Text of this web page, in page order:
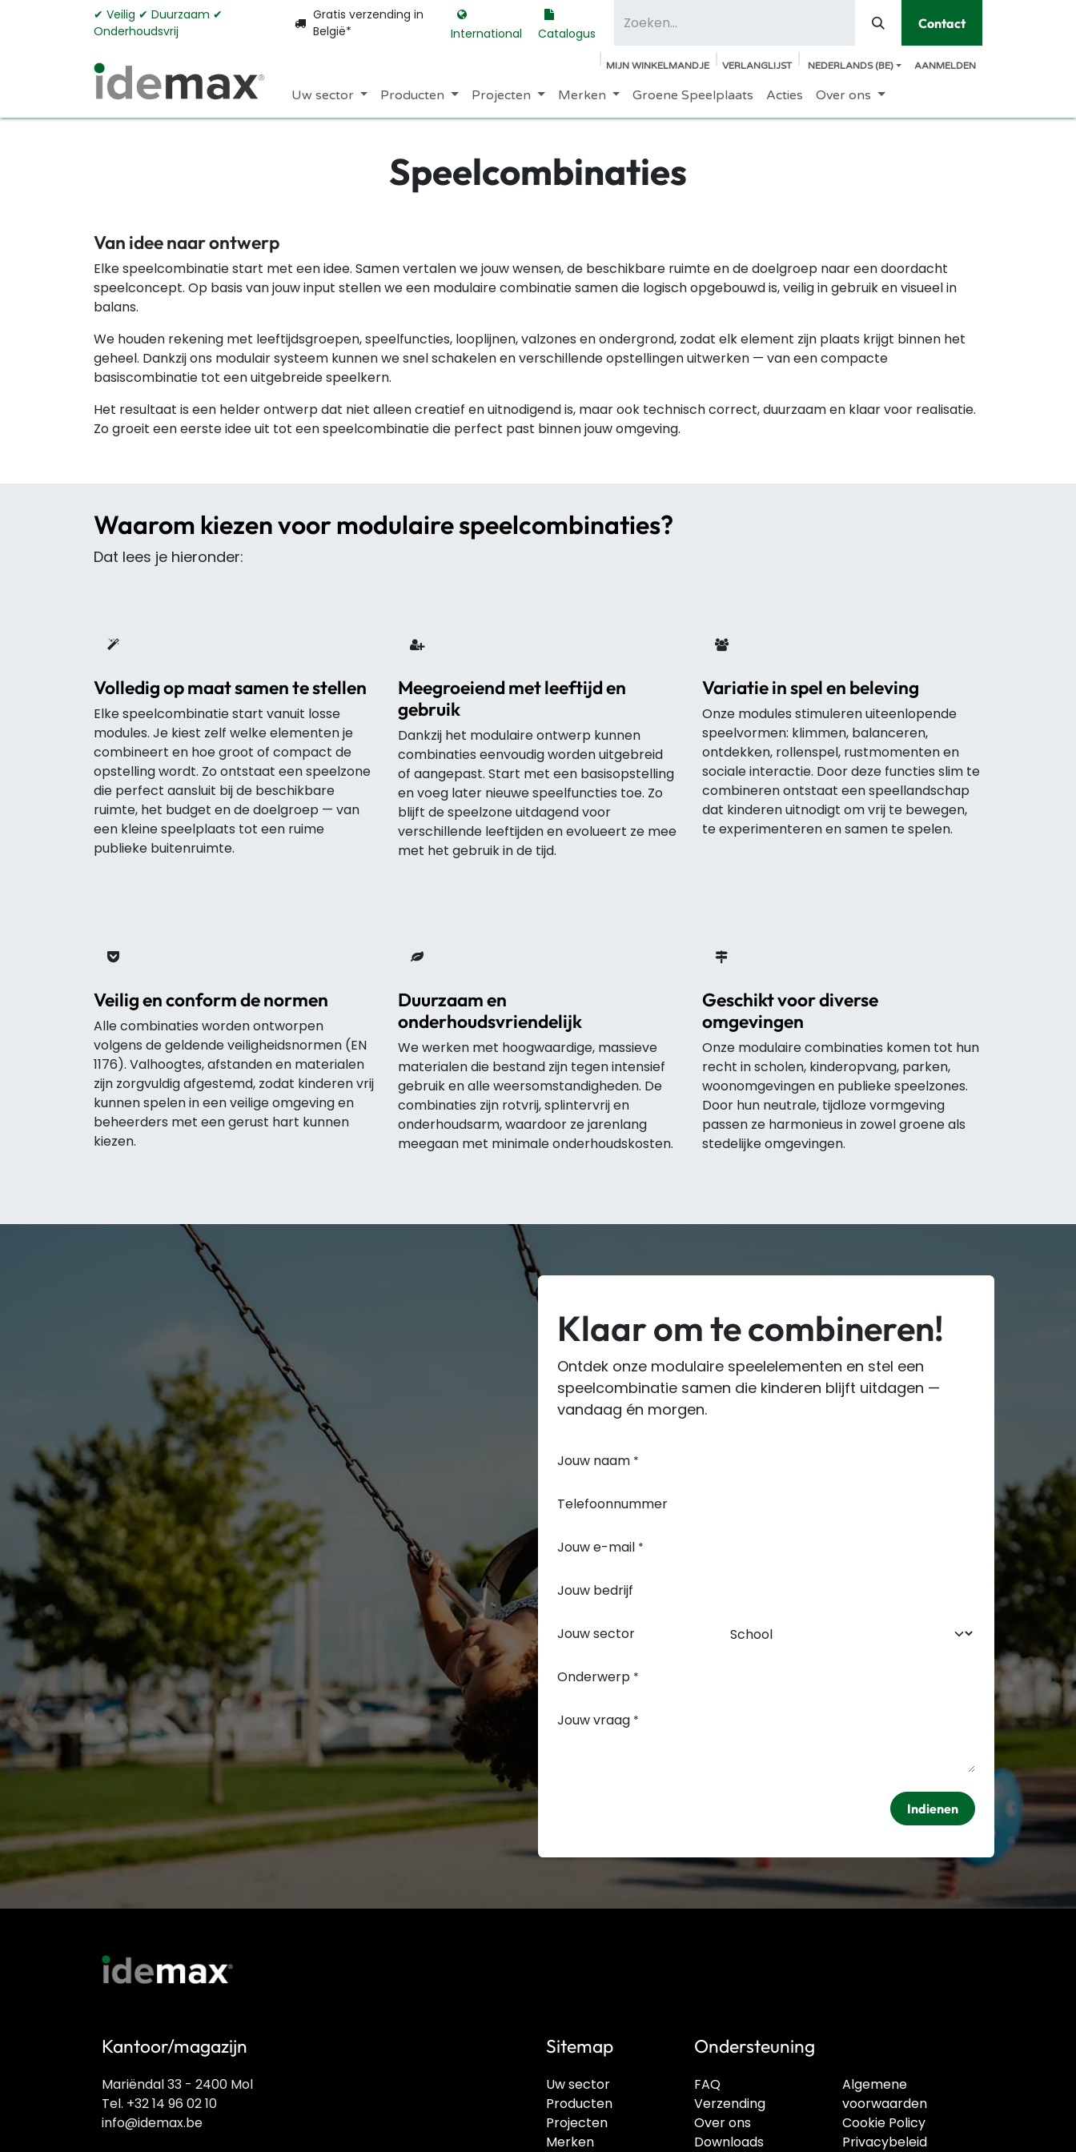
Overslaan naar inhoud✔︎ Veilig ✔︎ Duurzaam ✔︎
Onderhoudsvrij
Gratis verzending in
België*
International Catalogus
Contact
MIJN WINKELMANDJE VERLANGLIJST NEDERLANDS (BE) AANMELDEN
Uw sector Producten Projecten Merken Groene Speelplaats Acties Over ons
Speelcombinaties
Van idee naar ontwerp
Elke speelcombinatie start met een idee. Samen vertalen we jouw wensen, de beschikbare ruimte en de doelgroep naar een doordacht
speelconcept. Op basis van jouw input stellen we een modulaire combinatie samen die logisch opgebouwd is, veilig in gebruik en visueel in
balans.
We houden rekening met leeftijdsgroepen, speelfuncties, looplijnen, valzones en ondergrond, zodat elk element zijn plaats krijgt binnen het
geheel. Dankzij ons modulair systeem kunnen we snel schakelen en verschillende opstellingen uitwerken — van een compacte
basiscombinatie tot een uitgebreide speelkern.
Het resultaat is een helder ontwerp dat niet alleen creatief en uitnodigend is, maar ook technisch correct, duurzaam en klaar voor realisatie.
Zo groeit een eerste idee uit tot een speelcombinatie die perfect past binnen jouw omgeving.
Waarom kiezen voor modulaire speelcombinaties?
Dat lees je hieronder:
Volledig op maat samen te stellen
Elke speelcombinatie start vanuit losse
modules. Je kiest zelf welke elementen je
combineert en hoe groot of compact de
opstelling wordt. Zo ontstaat een speelzone
die perfect aansluit bij de beschikbare
ruimte, het budget en de doelgroep — van
een kleine speelplaats tot een ruime
publieke buitenruimte.
Meegroeiend met leeftijd en
gebruik
Dankzij het modulaire ontwerp kunnen
combinaties eenvoudig worden uitgebreid
of aangepast. Start met een basisopstelling
en voeg later nieuwe speelfuncties toe. Zo
blijft de speelzone uitdagend voor
verschillende leeftijden en evolueert ze mee
met het gebruik in de tijd.
Variatie in spel en beleving
Onze modules stimuleren uiteenlopende
speelvormen: klimmen, balanceren,
ontdekken, rollenspel, rustmomenten en
sociale interactie. Door deze functies slim te
combineren ontstaat een speellandschap
dat kinderen uitnodigt om vrij te bewegen,
te experimenteren en samen te spelen.
Veilig en conform de normen
Alle combinaties worden ontworpen
volgens de geldende veiligheidsnormen (EN
1176). Valhoogtes, afstanden en materialen
zijn zorgvuldig afgestemd, zodat kinderen vrij
kunnen spelen in een veilige omgeving en
beheerders met een gerust hart kunnen
kiezen.
Duurzaam en
onderhoudsvriendelijk
We werken met hoogwaardige, massieve
materialen die bestand zijn tegen intensief
gebruik en alle weersomstandigheden. De
combinaties zijn rotvrij, splintervrij en
onderhoudsarm, waardoor ze jarenlang
meegaan met minimale onderhoudskosten.
Geschikt voor diverse
omgevingen
Onze modulaire combinaties komen tot hun
recht in scholen, kinderopvang, parken,
woonomgevingen en publieke speelzones.
Door hun neutrale, tijdloze vormgeving
passen ze harmonieus in zowel groene als
stedelijke omgevingen.
Klaar om te combineren!
Ontdek onze modulaire speelelementen en stel een
speelcombinatie samen die kinderen blijft uitdagen —
vandaag én morgen.
Jouw naam *
Telefoonnummer
Jouw e-mail *
Jouw bedrijf
Jouw sector
Onderwerp *
Jouw vraag *
Indienen
Kantoor/magazijn
Algemene
voorwaarden
Cookie Policy
Privacybeleid
FAQ
Verzending
Over ons
Downloads
Ondersteuning
Uw sector
Producten
Projecten
Merken
Sitemap
Mariëndal 33 - 2400 Mol
Tel. +32 14 96 02 10
info@idemax.be